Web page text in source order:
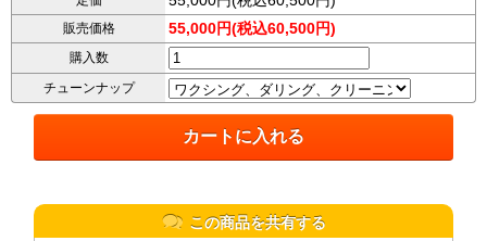
販売価格 55,000円(税込60,500円)
購入数
チューンナップ
この商品を共有する